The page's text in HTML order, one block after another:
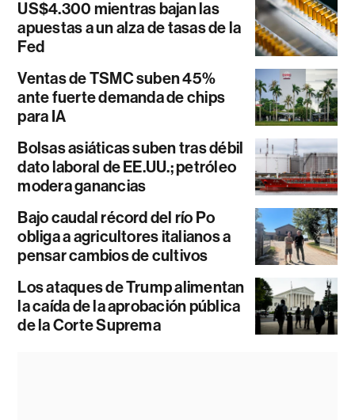
US$4.300 mientras bajan las
apuestas a un alza de tasas de la
Fed
Ventas de TSMC suben 45%
ante fuerte demanda de chips
para IA
Bolsas asiáticas suben tras débil
dato laboral de EE.UU.; petróleo
modera ganancias
Bajo caudal récord del río Po
obliga a agricultores italianos a
pensar cambios de cultivos
Los ataques de Trump alimentan
la caída de la aprobación pública
de la Corte Suprema